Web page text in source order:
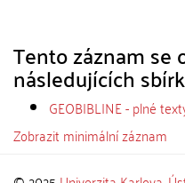
Tento záznam se
následujících
GEOBIBLINE - plné
Zobrazit minimální záznam